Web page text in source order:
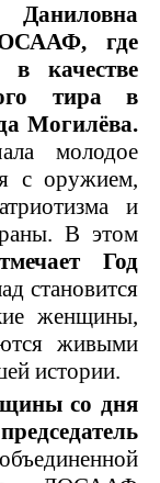
Даниловна
где
качестве
тира в
Могилёва.
молодое
с оружием,
и
В этом
Год
становится
женщины,
живыми
истории.
со дня
председатель